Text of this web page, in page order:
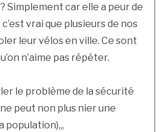
Simplement car elle a peur de
vrai que plusieurs de nos
leur vélos en ville. Ce sont
n’aime pas répéter.
le problème de la sécurité
peut non plus nier une
population),,,